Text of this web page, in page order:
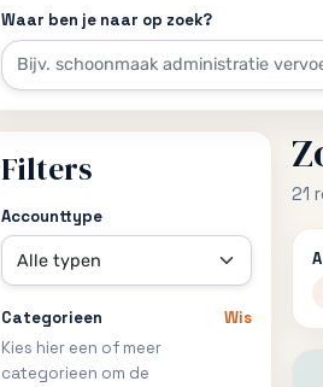
Waar ben je naar op zoek?
Filters
Accounttype
Categorieen
Kies hier een of meer
categorieen om de
Wis
21